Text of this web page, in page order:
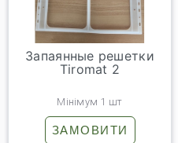
Запаянные решетки
Tiromat 2
Мінімум 1 шт
ЗАМОВИТИ